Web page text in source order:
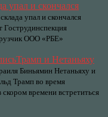
упал и скончался
упал и скончался
Гострудинспекция
ООО «РБЕ»
Трамп и Нетаньяху
Биньямин Нетаньяху и
Трамп во время
времени встретиться